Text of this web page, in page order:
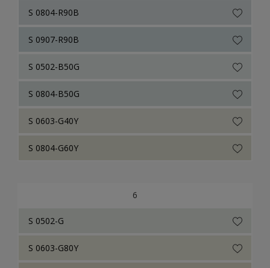
S 0804-R90B
S 0907-R90B
S 0502-B50G
S 0804-B50G
S 0603-G40Y
S 0804-G60Y
6
S 0502-G
S 0603-G80Y